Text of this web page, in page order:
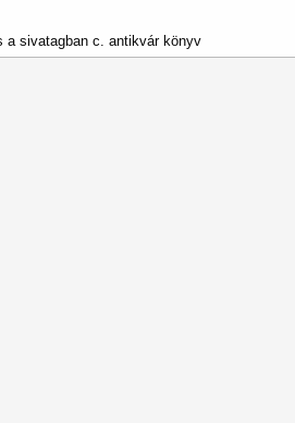
a sivatagban c. antikvár könyv